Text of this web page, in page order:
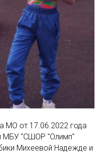
МО от 17.06.2022 года
МБУ "СШОР "Олимп"
Михеевой Надежде и